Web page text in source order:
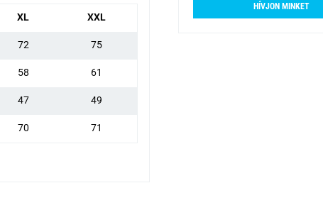
XL XXL
72 75
58 61
47 49
70 71
HÍVJON MINKET